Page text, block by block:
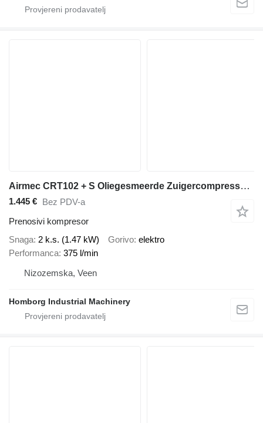
Airmec CRT102 + S Oliegesmeerde Zuigercompressor 2.5 PK 375 L /
1.445 € Bez PDV-a
Prenosivi kompresor
Snaga 2 k.s. (1.47 kW) Gorivo elektro
Performanca 375 l/min
Nizozemska, Veen
Homborg Industrial Machinery